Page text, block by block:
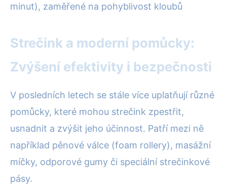
minut), zaměřené na pohyblivost kloubů
Strečink a moderní pomůcky:
Zvýšení efektivity i bezpečnosti
V posledních letech se stále více uplatňují různé
pomůcky, které mohou strečink zpestřit,
usnadnit a zvýšit jeho účinnost. Patří mezi ně
například pěnové válce (foam rollery), masážní
míčky, odporové gumy či speciální strečinkové
pásy.